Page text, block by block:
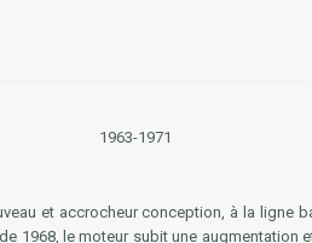
1963-1971
et accrocheur conception, à la ligne
le moteur subit une augmentation